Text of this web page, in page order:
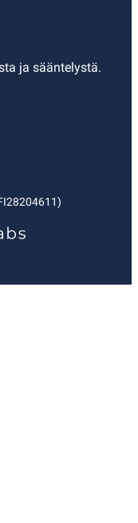
ja sääntelystä.